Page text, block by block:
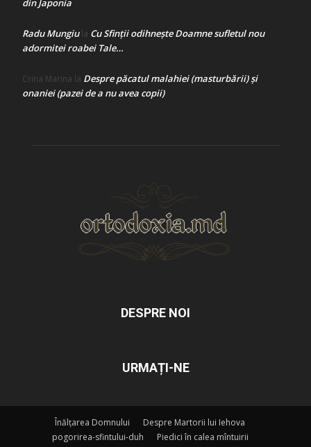
din Japonia
Radu Mungiula Cu Sfinții odihnește Doamne sufletul nou
adormitei roabei Tale…
Crina Marina la Despre păcatul malahiei (masturbării) şi
onaniei (pazei de a nu avea copii)
DESPRE NOI
URMAȚI-NE
Înălțarea Domnului
Despre Martorii lui Iehova
pogorirea-sfintului-duh
Piedici în calea mîntuirii